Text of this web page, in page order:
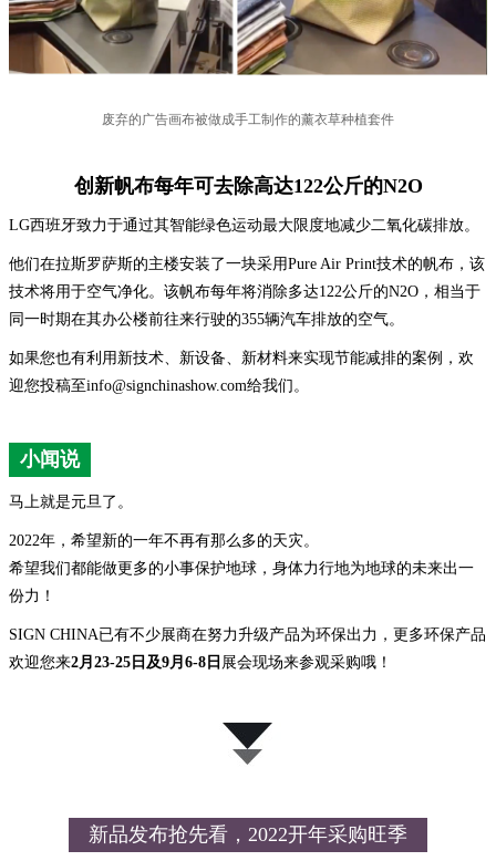
废弃的广告画布被做成手工制作的薰衣草种植套件
创新帆布每年可去除高达122公斤的N2O
LG西班牙致力于通过其智能绿色运动最大限度地减少二氧化碳排放。
他们在拉斯罗萨斯的主楼安装了一块采用Pure Air Print技术的帆布，该
技术将用于空气净化。该帆布每年将消除多达122公斤的N2O，相当于
同一时期在其办公楼前往来行驶的355辆汽车排放的空气。
如果您也有利用新技术、新设备、新材料来实现节能减排的案例，欢
迎您投稿至info@signchinashow.com给我们。
小闻说
马上就是元旦了。
2022年，希望新的一年不再有那么多的天灾。
希望我们都能做更多的小事保护地球，身体力行地为地球的未来出一
份力！
SIGN CHINA已有不少展商在努力升级产品为环保出力，更多环保产品
欢迎您来2月23-25日及9月6-8日 展会现场来参观采购哦！
新品发布抢先看，2022开年采购旺季